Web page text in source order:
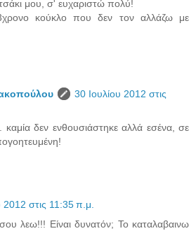
μου, σ' ευχαριστώ πολύ!
κούκλο που δεν τον αλλάζω με
30 Ιουλίου 2012 στις
δεν ενθουσιάστηκε αλλά εσένα, σε
2012 στις 11:35 π.μ.
λεω!!! Είναι δυνατόν; Το καταλαβαινω